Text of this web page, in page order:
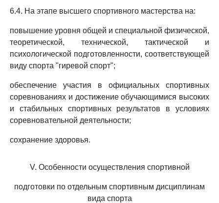
6.4. На этапе высшего спортивного мастерства на:
повышение уровня общей и специальной физической,
теоретической, технической, тактической и
психологической подготовленности, соответствующей
виду спорта "гиревой спорт";
обеспечение участия в официальных спортивных
соревнованиях и достижение обучающимися высоких
и стабильных спортивных результатов в условиях
соревновательной деятельности;
сохранение здоровья.
V. Особенности осуществления спортивной
подготовки по отдельным спортивным дисциплинам
вида спорта